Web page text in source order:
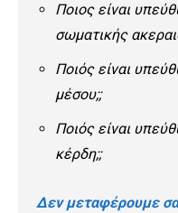
Ποιος είναι
σωματικής
Ποιός είναι
μέσου;;
Ποιός είναι
κέρδη;;
Δεν μεταφέρουμε